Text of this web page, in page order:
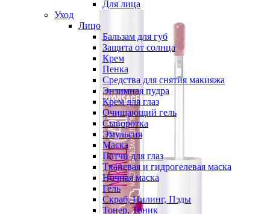
Для лица
Уход
Лицо
Бальзам для губ
Защита от солнца
Крем
Пенка
Средства для снятия макияжа
Энзимная пудра
Крем для глаз
Очищающий гель
Сыворотка
Эмульсия
Маска
Патчи для глаз
Тканевая и гидрогелевая маска
Ночная маска
Гель
Скраб, Пилинг, Пэды
Тонер, Тоник